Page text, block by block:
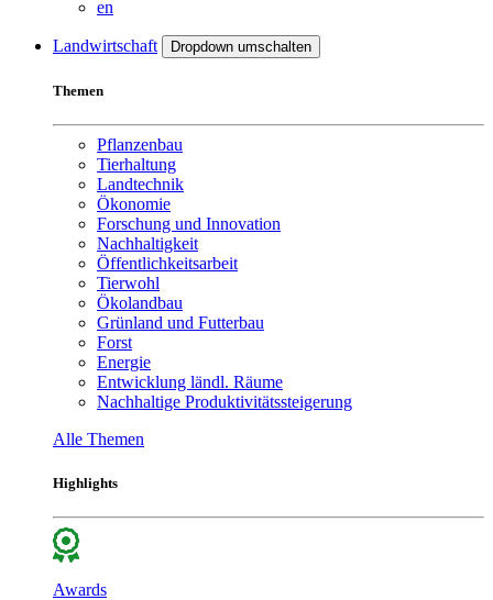
en
Landwirtschaft Dropdown umschalten
Themen
Pflanzenbau
Tierhaltung
Landtechnik
Ökonomie
Forschung und Innovation
Nachhaltigkeit
Öffentlichkeitsarbeit
Tierwohl
Ökolandbau
Grünland und Futterbau
Forst
Energie
Entwicklung ländl. Räume
Nachhaltige Produktivitätssteigerung
Alle Themen
Highlights
Awards